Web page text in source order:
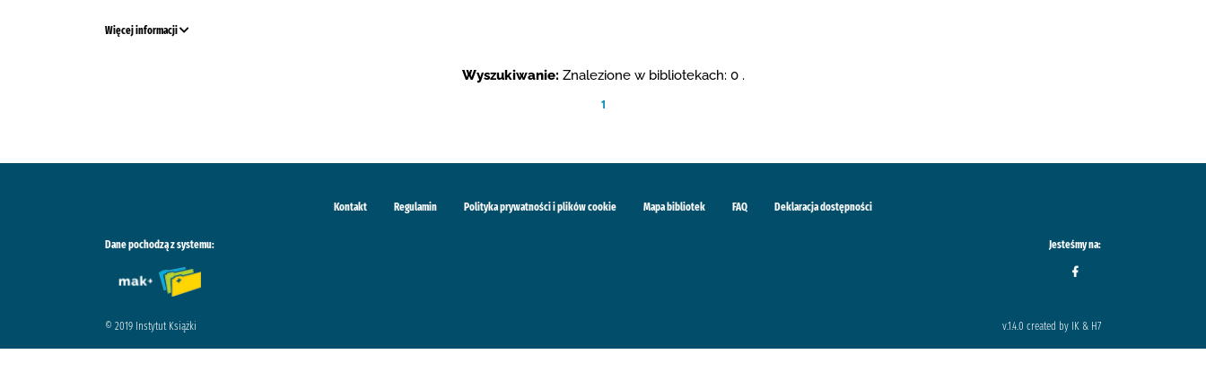
Więcej informacji
Wyszukiwanie: Znalezione w bibliotekach: 0 .
1
Kontakt Regulamin Polityka prywatności i plików cookie Mapa bibliotek FAQ Deklaracja dostępności
Dane pochodzą z systemu: Jesteśmy na:
© 2019 Instytut Książki v.1.4.0 created by IK & H7